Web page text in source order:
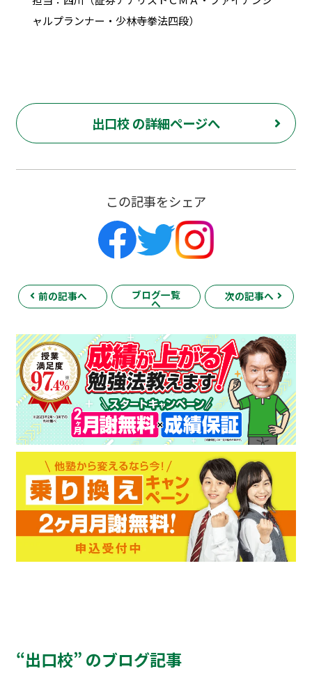
ャルプランナー・少林寺拳法四段）
出口校 の詳細ページへ
この記事をシェア
前の記事へ ブログ一覧
へ
次の記事へ
“出口校” のブログ記事